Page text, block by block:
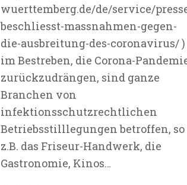
wuerttemberg.de/de/service/
beschliesst-massnahmen-gegen-
die-ausbreitung-des-coronavirus/ )
im Bestreben, die Corona-
zurückzudrängen, sind ganze
Branchen von
infektionsschutzrechtlichen
Betriebsstilllegungen betroffen, so
z.B. das Friseur-Handwerk, die
Gastronomie, Kinos…